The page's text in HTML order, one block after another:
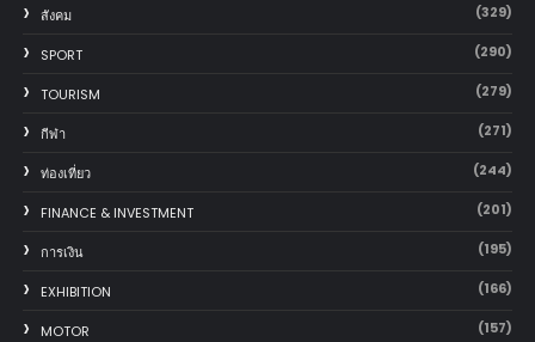
สังคม (329)
SPORT (290)
TOURISM (279)
กีฬา (271)
ท่องเที่ยว (244)
FINANCE & INVESTMENT (201)
การเงิน (195)
EXHIBITION (166)
MOTOR (157)